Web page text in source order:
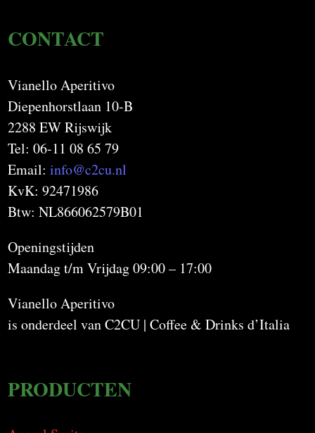
CONTACT
Vianello Aperitivo
Diepenhorstlaan 10-B
2288 EW Rijswijk
Tel: 06-11 08 65 79
Email:info@c2cu.nl
KvK: 92471986
Btw: NL866062579B01
Openingstijden
Maandag t/m Vrijdag 09:00 – 17:00
Vianello Aperitivo
is onderdeel van C2CU | Coffee & Drinks d’Italia
PRODUCTEN